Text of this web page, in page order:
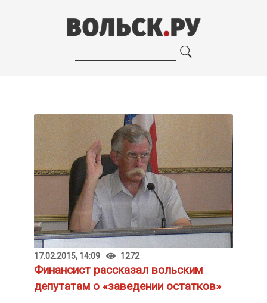
17.02.2015, 14:09 1272
Финансист рассказал вольским
депутатам о «заведении остатков»